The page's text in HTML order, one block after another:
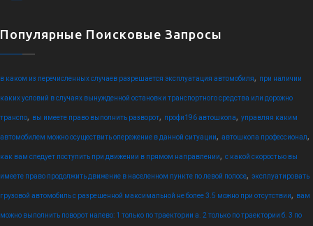
Популярные Поисковые Запросы
в каком из перечисленных случаев разрешается эксплуатация автомобиля, при наличии
каких условий в случаях вынужденной остановки транспортного средства или дорожно
транспо, вы имеете право выполнить разворот, профи196 автошкола, управляя каким
автомобилем можно осуществить опережение в данной ситуации, автошкола профессионал,
как вам следует поступить при движении в прямом направлении, с какой скоростью вы
имеете право продолжить движение в населенном пункте по левой полосе, эксплуатировать
грузовой автомобиль с разрешенной максимальной не более 3.5 можно при отсутствии, вам
можно выполнить поворот налево: 1 только по траектории а. 2 только по траектории б. 3 по